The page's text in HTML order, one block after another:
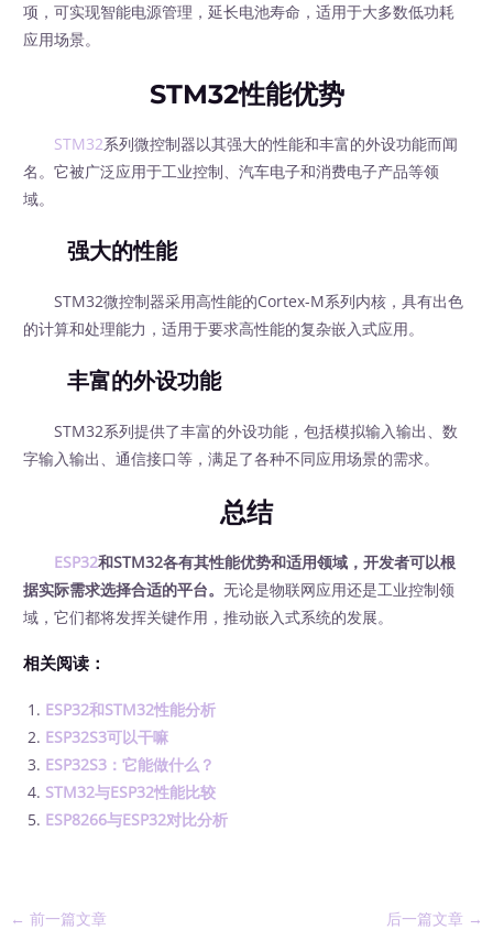
项，可实现智能电源管理，延长电池寿命，适用于大多数低功耗
应用场景。
STM32性能优势
STM32系列微控制器以其强大的性能和丰富的外设功能而闻
名。它被广泛应用于工业控制、汽车电子和消费电子产品等领
域。
强大的性能
STM32微控制器采用高性能的Cortex-M系列内核，具有出色
的计算和处理能力，适用于要求高性能的复杂嵌入式应用。
丰富的外设功能
STM32系列提供了丰富的外设功能，包括模拟输入输出、数
字输入输出、通信接口等，满足了各种不同应用场景的需求。
总结
ESP32和STM32各有其性能优势和适用领域，开发者可以根
据实际需求选择合适的平台。无论是物联网应用还是工业控制领
域，它们都将发挥关键作用，推动嵌入式系统的发展。
相关阅读：
ESP32和STM32性能分析
ESP32S3可以干嘛
ESP32S3：它能做什么？
STM32与ESP32性能比较
ESP8266与ESP32对比分析
← 前一篇文章 后一篇文章 →